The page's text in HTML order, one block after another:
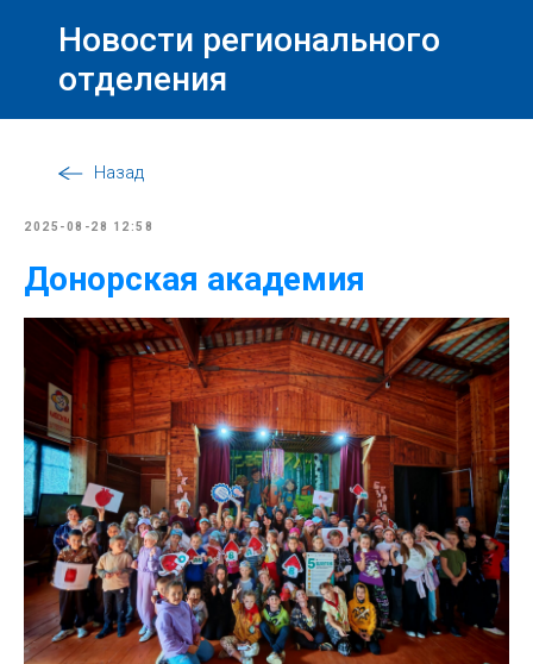
Новости регионального
отделения
Назад
2025-08-28 12:58
Донорская академия